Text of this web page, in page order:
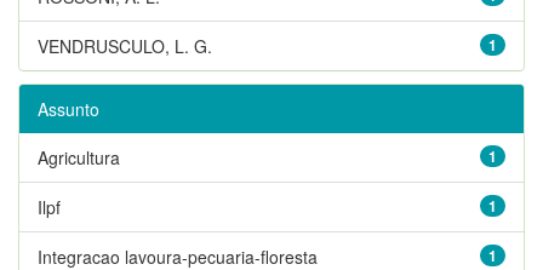
1
VENDRUSCULO, L. G.
Assunto
1
Agricultura
1
Ilpf
1
Integracao lavoura-pecuaria-floresta